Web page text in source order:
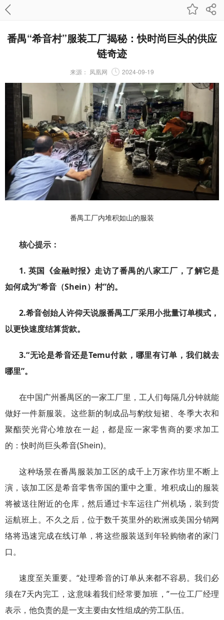
番禺“希音村”服装工厂揭秘：快时尚巨头的供应
链奇迹
来源： 凤凰网 2024-09-19
番禺工厂内堆积如山的服装
核心提示：
1. 英国《金融时报》走访了番禺的八家工厂，了解它是
如何成为“希音（Shein）村”的。
2.希音创始人许仰天说服番禺工厂采用小批量订单模式，
以更快速度结算货款。
3.“无论是希音还是Temu付款，哪里有订单，我们就去
哪里”。
在中国广州番禺区的一家工厂里，工人们每隔几分钟就能
做好一件新服装。这些新的制成品与豹纹短裙、冬季大衣和
聚酯荧光背心堆放在一起，都是应一家零售商的要求加工
的：快时尚巨头希音(Shein)。
这种场景在番禺服装加工区的成千上万家作坊里不断上
演，该加工区是希音零售帝国的重中之重。堆积成山的服装
将被送往附近的仓库，然后通过卡车运往广州机场，装到货
运航班上。不久之后，位于数千英里外的欧洲或美国分销网
络将迅速完成在线订单，将这些服装送到年轻购物者的家门
口。
速度至关重要。“处理希音的订单从来都不容易。我们必
须在7天内完工，这意味着我们经常要加班，”一位工厂经理
表示，他负责的是一支主要由女性组成的劳工队伍。